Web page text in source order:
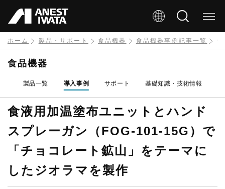
イ
ン
に
ホーム 製品・サポート 食品機器 食品機器事例記事一覧
食液用加温塗布ユニットとハンド
スプレーガン（FOG-101-15G）で
「チョコレート鉱山」をテーマに
したジオラマを製作
食品機器
製品一覧 導入事例 サポート 基礎知識・技術情報